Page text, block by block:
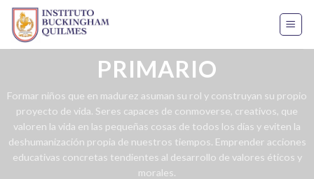
Skip
content
PRIMARIO
Formar niños que en madurez asuman su rol y construyan su propio
proyecto de vida. Seres capaces de conmoverse, creativos, que
valoren la vida en las pequeñas cosas de todos los días y eviten la
deshumanización propia de nuestros tiempos. Emprender acciones
educativas concretas tendientes al desarrollo de valores éticos y
morales.